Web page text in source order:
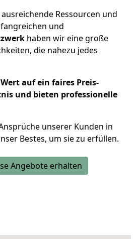
Ressourcen und
und
haben wir eine große
die nahezu jedes
auf ein faires Preis-
und bieten professionelle
unserer Kunden in
Bestes, um sie zu erfüllen.
Angebote erhalten